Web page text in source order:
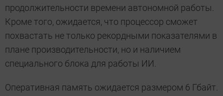
продолжительности времени автономной работы.
Кроме того, ожидается, что процессор сможет
похвастать не только рекордными показателями в
плане производительности, но и наличием
специального блока для работы ИИ.
Оперативная память ожидается размером 6 Гбайт.